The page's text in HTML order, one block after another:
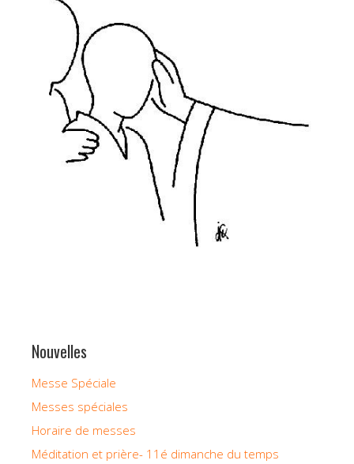
Nouvelles
Messe Spéciale
Messes spéciales
Horaire de messes
Méditation et prière- 11é dimanche du temps